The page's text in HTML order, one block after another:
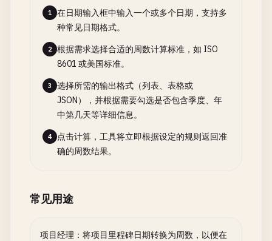
1
在日期输入框中输入一个或多个日期，支持多
种常见日期格式。
2
根据需求选择合适的周数计算标准，如 ISO
8601 或美国标准。
3
选择所需的输出格式（列表、表格或
JSON），并根据需要勾选是否包含季度、年
中第几天等详细信息。
4
点击计算，工具将立即根据设定的规则返回准
确的周数结果。
常见用途
项目经理：将项目里程碑日期转换为周数，以便在